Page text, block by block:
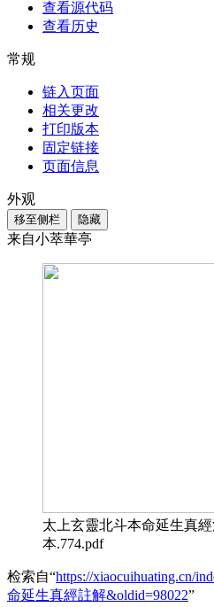
查看源代码
查看历史
常规
链入页面
相关更改
打印版本
固定链接
页面信息
外观
移至侧栏 隐藏
来自小萃華亭
太上玄靈北斗本命延生真
本.774.pdf
检索自“https://xiaocuihuating.cn/
命延生真經註解&oldid=98022”